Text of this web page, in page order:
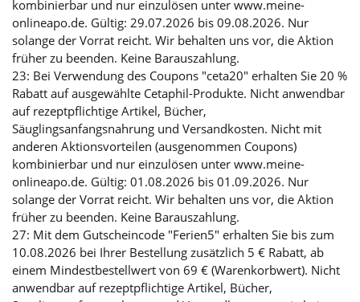
kombinierbar und nur einzulösen unter www.meine-
onlineapo.de. Gültig: 29.07.2026 bis 09.08.2026. Nur
solange der Vorrat reicht. Wir behalten uns vor, die Aktion
früher zu beenden. Keine Barauszahlung.
23: Bei Verwendung des Coupons "ceta20" erhalten Sie 20 %
Rabatt auf ausgewählte Cetaphil-Produkte. Nicht anwendbar
auf rezeptpflichtige Artikel, Bücher,
Säuglingsanfangsnahrung und Versandkosten. Nicht mit
anderen Aktionsvorteilen (ausgenommen Coupons)
kombinierbar und nur einzulösen unter www.meine-
onlineapo.de. Gültig: 01.08.2026 bis 01.09.2026. Nur
solange der Vorrat reicht. Wir behalten uns vor, die Aktion
früher zu beenden. Keine Barauszahlung.
27: Mit dem Gutscheincode "Ferien5" erhalten Sie bis zum
10.08.2026 bei Ihrer Bestellung zusätzlich 5 € Rabatt, ab
einem Mindestbestellwert von 69 € (Warenkorbwert). Nicht
anwendbar auf rezeptpflichtige Artikel, Bücher,